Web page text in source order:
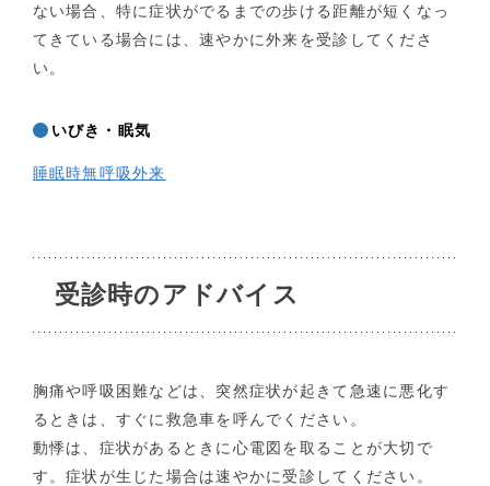
ない場合、特に症状がでるまでの歩ける距離が短くなっ
てきている場合には、速やかに外来を受診してくださ
い。
いびき・眠気
睡眠時無呼吸外来
受診時のアドバイス
胸痛や呼吸困難などは、突然症状が起きて急速に悪化す
るときは、すぐに救急車を呼んでください。
動悸は、症状があるときに心電図を取ることが大切で
す。症状が生じた場合は速やかに受診してください。